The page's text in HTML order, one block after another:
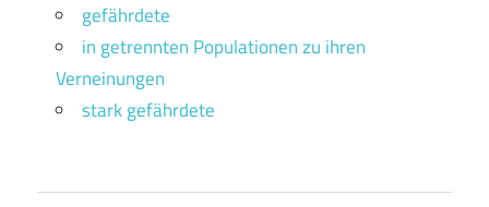
gefährdete
in getrennten Populationen zu ihren
Verneinungen
stark gefährdete